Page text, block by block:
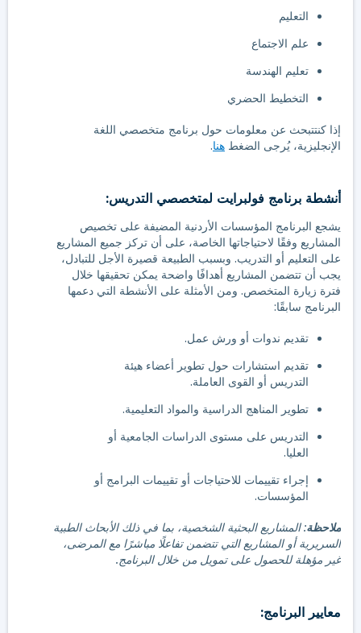
التعليم
علم الاجتماع
تعليم الهندسة
التخطيط الحضري
إذا كنتتبحث عن معلومات حول برنامج متخصصي اللغة
الإنجليزية، يُرجى الضغط هنا.
أنشطة برنامج فولبرايت لمتخصصي التدريس:
يشجع البرنامج المؤسسات الأردنية المضيفة على تخصيص
المشاريع وفقًا لاحتياجاتها الخاصة، على أن تركز جميع المشاريع
على التعليم أو التدريب. وبسبب الطبيعة قصيرة الأجل للتبادل،
يجب أن تتضمن المشاريع أهدافًا واضحة يمكن تحقيقها خلال
فترة زيارة المتخصص. ومن الأمثلة على الأنشطة التي دعمها
البرنامج سابقًا:
تقديم ندوات أو ورش عمل.
تقديم استشارات حول تطوير أعضاء هيئة
التدريس أو القوى العاملة.
تطوير المناهج الدراسية والمواد التعليمية.
التدريس على مستوى الدراسات الجامعية أو
العليا.
إجراء تقييمات للاحتياجات أو تقييمات البرامج أو
المؤسسات.
ملاحظة: المشاريع البحثية الشخصية، بما في ذلك الأبحاث الطبية
السريرية أو المشاريع التي تتضمن تفاعلًا مباشرًا مع المرضى،
غير مؤهلة للحصول على تمويل من خلال البرنامج.
معايير البرنامج: